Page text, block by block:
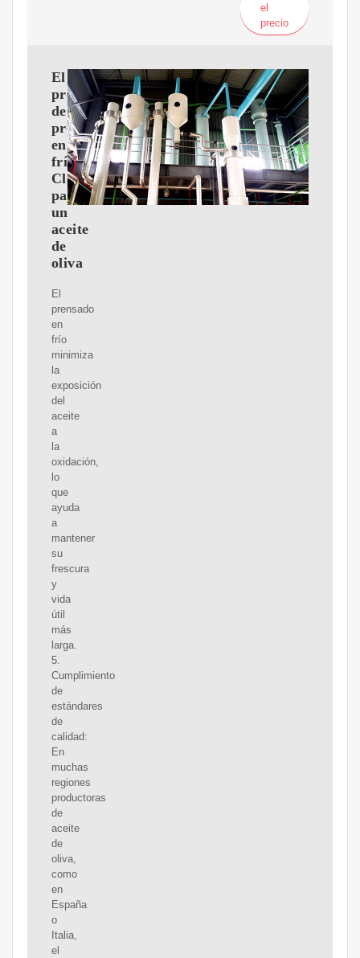
el
precio
El
proceso
de
prensado
en
frío:
Clave
para
un
aceite
de
oliva
El
prensado
en
frío
minimiza
la
exposición
del
aceite
a
la
oxidación,
lo
que
ayuda
a
mantener
su
frescura
y
vida
útil
más
larga.
5.
Cumplimiento
de
estándares
de
calidad:
En
muchas
regiones
productoras
de
aceite
de
oliva,
como
en
España
o
Italia,
el